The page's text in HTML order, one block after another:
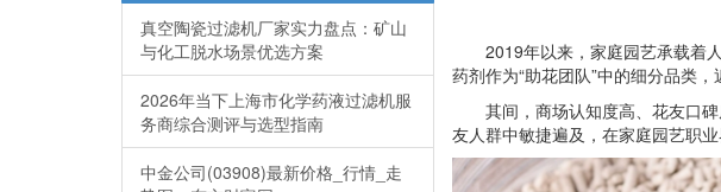
真空陶瓷过滤机厂家实力盘点：矿山
与化工脱水场景优选方案
2026年当下上海市化学药液过滤机服
务商综合测评与选型指南
中金公司(03908)最新价格_行情_走
2019年以来，家庭园艺承载着人
药剂作为“助花团队”中的细分品类，
其间，商场认知度高、花友口碑
友人群中敏捷遍及，在家庭园艺职业